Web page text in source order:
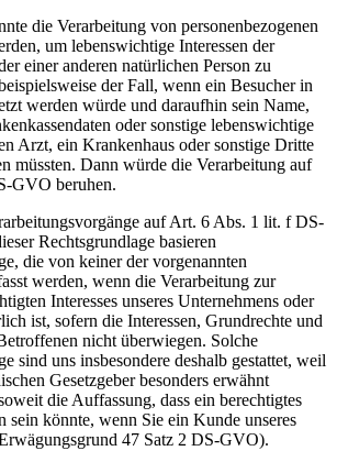
die Verarbeitung von personenbezogenen
um lebenswichtige Interessen der
einer anderen natürlichen Person zu
der Fall, wenn ein Besucher in
werden würde und daraufhin sein Name,
oder sonstige lebenswichtige
Arzt, ein Krankenhaus oder sonstige Dritte
müssten. Dann würde die Verarbeitung auf
GVO beruhen.
auf Art. 6 Abs. 1 lit. f DS-
Rechtsgrundlage basieren
die von keiner der vorgenannten
werden, wenn die Verarbeitung zur
Interesses unseres Unternehmens oder
ist, sofern die Interessen, Grundrechte und
nicht überwiegen. Solche
sind uns insbesondere deshalb gestattet, weil
Gesetzgeber besonders erwähnt
die Auffassung, dass ein berechtigtes
sein könnte, wenn Sie ein Kunde unseres
47 Satz 2 DS-GVO).